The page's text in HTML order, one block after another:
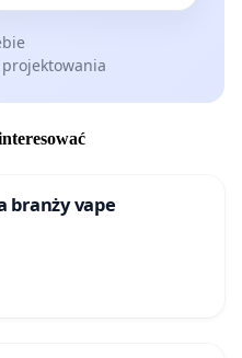
branży vape